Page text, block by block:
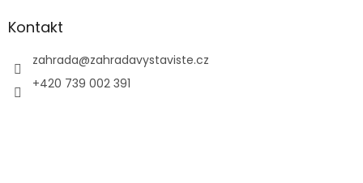
Kontakt
zahrada@zahradavystaviste.cz
+420 739 002 391